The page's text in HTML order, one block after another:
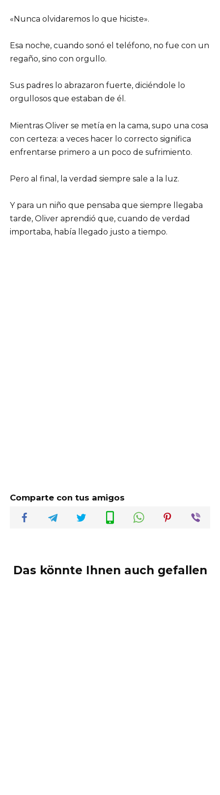
«Nunca olvidaremos lo que hiciste».
Esa noche, cuando sonó el teléfono, no fue con un
regaño, sino con orgullo.
Sus padres lo abrazaron fuerte, diciéndole lo
orgullosos que estaban de él.
Mientras Oliver se metía en la cama, supo una cosa
con certeza: a veces hacer lo correcto significa
enfrentarse primero a un poco de sufrimiento.
Pero al final, la verdad siempre sale a la luz.
Y para un niño que pensaba que siempre llegaba
tarde, Oliver aprendió que, cuando de verdad
importaba, había llegado justo a tiempo.
Comparte con tus amigos
Das könnte Ihnen auch gefallen